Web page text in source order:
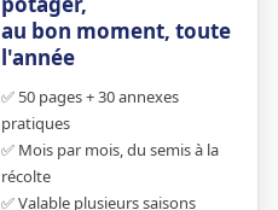
au bon moment, toute
l'année
✅ 50 pages + 30 annexes
pratiques
✅ Mois par mois, du semis à la
récolte
✅ Valable plusieurs saisons